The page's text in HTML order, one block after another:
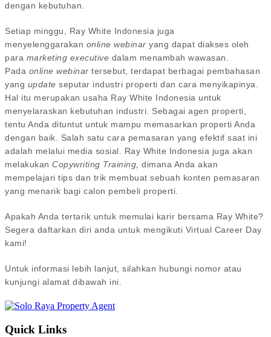
dengan kebutuhan.
Setiap minggu, Ray White Indonesia juga
menyelenggarakan online webinar yang dapat diakses oleh
para marketing executive dalam menambah wawasan.
Pada online webinar tersebut, terdapat berbagai pembahasan
yang update seputar industri properti dan cara menyikapinya.
Hal itu merupakan usaha Ray White Indonesia untuk
menyelaraskan kebutuhan industri. Sebagai agen properti,
tentu Anda dituntut untuk mampu memasarkan properti Anda
dengan baik. Salah satu cara pemasaran yang efektif saat ini
adalah melalui media sosial. Ray White Indonesia juga akan
melakukan Copywriting Training, dimana Anda akan
mempelajari tips dan trik membuat sebuah konten pemasaran
yang menarik bagi calon pembeli properti.
Apakah Anda tertarik untuk memulai karir bersama Ray White?
Segera daftarkan diri anda untuk mengikuti Virtual Career Day
kami!
Untuk informasi lebih lanjut, silahkan hubungi nomor atau
kunjungi alamat dibawah ini.
Quick Links